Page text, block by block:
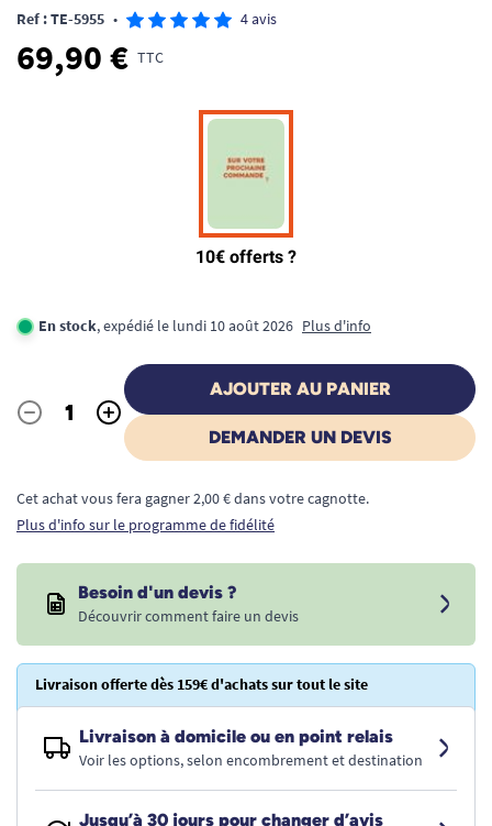
Ref : TE-5955 • 4 avis
69,90 € TTC
En stock, expédié le lundi 10 août 2026 Plus d'info
Quantité
- +
AJOUTER AU PANIER
DEMANDER UN DEVIS
Cet achat vous fera gagner 2,00 € dans votre cagnotte.
Plus d'info sur le programme de fidélité
Besoin d'un devis ?
Découvrir comment faire un devis
Livraison offerte dès 159€ d'achats sur tout le site
Livraison à domicile ou en point relais
Voir les options, selon encombrement et destination
Jusqu’à 30 jours pour changer d’avis